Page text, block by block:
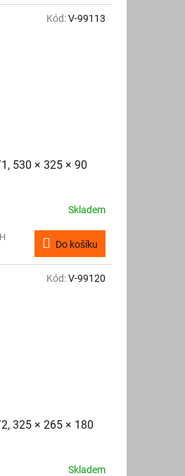
530 × 325 × 90
Skladem
Do košíku
Kód:V-99113
325 × 265 × 180
Skladem
Kód:V-99120